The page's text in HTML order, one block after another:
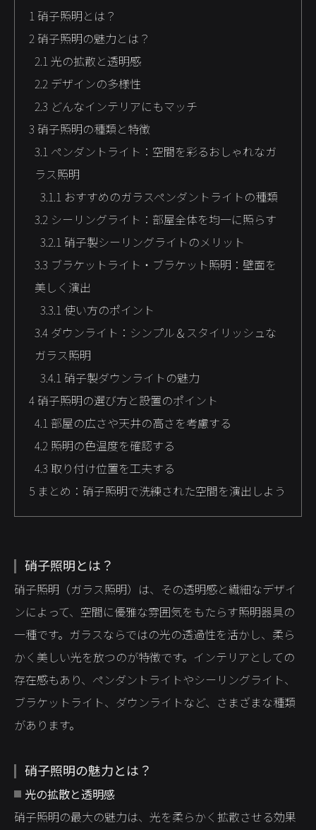
1 硝子照明とは？
2 硝子照明の魅力とは？
2.1光の拡散と透明感
2.2 デザインの多様性
2.3 どんなインテリアにもマッチ
3 硝子照明の種類と特徴
3.1 ペンダントライト：空間を彩るおしゃれなガ
ラス照明
3.1.1 おすすめのガラスペンダントライトの種類
3.2 シーリングライト：部屋全体を均一に照らす
3.2.1 硝子製シーリングライトのメリット
3.3 ブラケットライト・ブラケット照明：壁面を
美しく演出
3.3.1使い方のポイント
3.4 ダウンライト：シンプル＆スタイリッシュな
ガラス照明
3.4.1 硝子製ダウンライトの魅力
4 硝子照明の選び方と設置のポイント
4.1部屋の広さや天井の高さを考慮する
4.2 照明の色温度を確認する
4.3 取り付け位置を工夫する
5 まとめ：硝子照明で洗練された空間を演出しよう
硝子照明とは？
硝子照明（ガラス照明）は、その透明感と繊細なデザイ
ンによって、空間に優雅な雰囲気をもたらす照明器具の
一種です。ガラスならではの光の透過性を活かし、柔ら
かく美しい光を放つのが特徴です。インテリアとしての
存在感もあり、ペンダントライトやシーリングライト、
ブラケットライト、ダウンライトなど、さまざまな種類
があります。
硝子照明の魅力とは？
光の拡散と透明感
硝子照明の最大の魅力は、光を柔らかく拡散させる効果